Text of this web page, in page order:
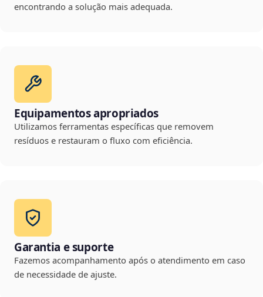
encontrando a solução mais adequada.
Equipamentos apropriados
Utilizamos ferramentas específicas que removem
resíduos e restauram o fluxo com eficiência.
Garantia e suporte
Fazemos acompanhamento após o atendimento em caso
de necessidade de ajuste.